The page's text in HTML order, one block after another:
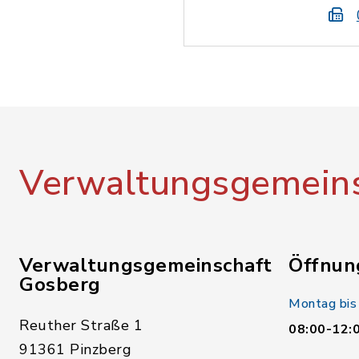
Verwaltungsgemeinschaft
Gosberg
Reuther Straße 1
91361 Pinzberg
Montag
08:00-